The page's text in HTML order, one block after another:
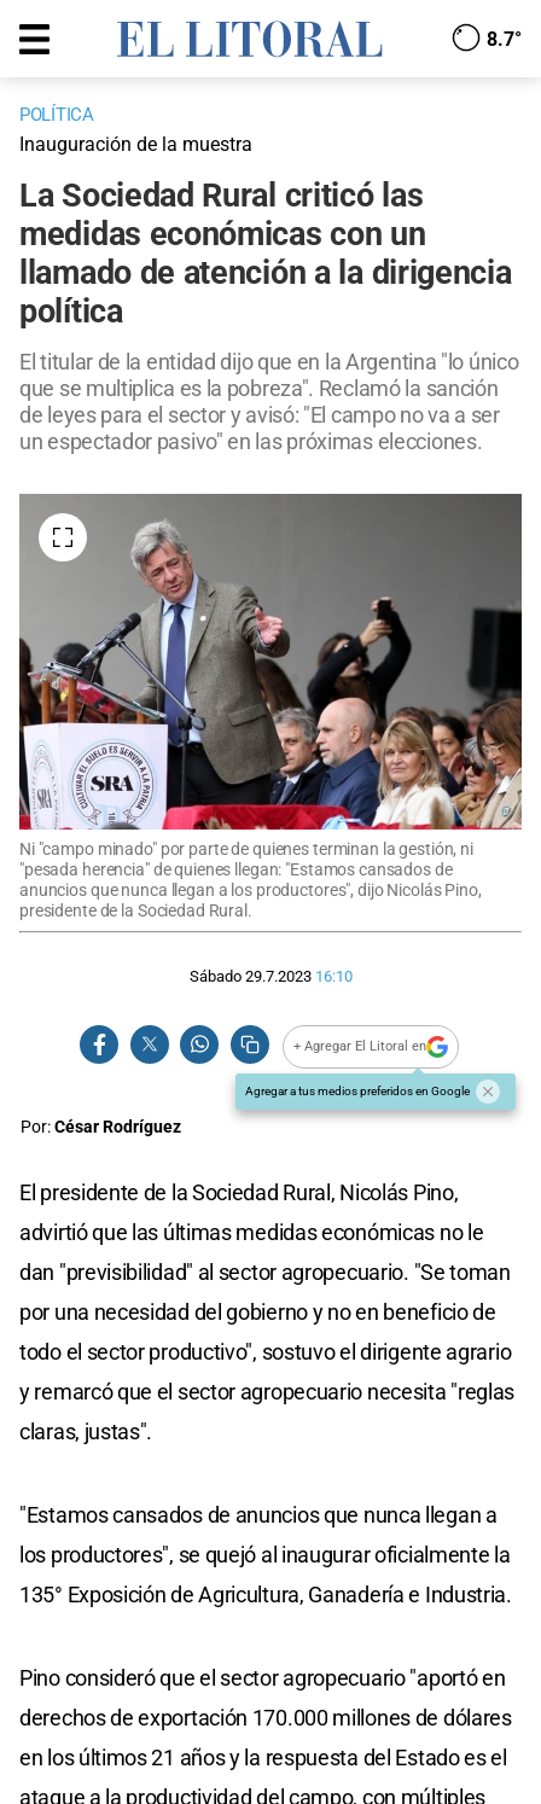
8.7°
POLÍTICA
Inauguración de la muestra
La Sociedad Rural criticó las
medidas económicas con un
llamado de atención a la dirigencia
política
El titular de la entidad dijo que en la Argentina "lo único
que se multiplica es la pobreza". Reclamó la sanción
de leyes para el sector y avisó: "El campo no va a ser
un espectador pasivo" en las próximas elecciones.
Ni "campo minado" por parte de quienes terminan la gestión, ni
"pesada herencia" de quienes llegan: "Estamos cansados de
anuncios que nunca llegan a los productores", dijo Nicolás Pino,
presidente de la Sociedad Rural.
Sábado 29.7.2023 16:10
+ Agregar El Litoral en
Agregar a tus medios preferidos en Google
Por:César Rodríguez
El presidente de la Sociedad Rural, Nicolás Pino,
advirtió que las últimas medidas económicas no le
dan "previsibilidad" al sector agropecuario. "Se toman
por una necesidad del gobierno y no en beneficio de
todo el sector productivo", sostuvo el dirigente agrario
y remarcó que el sector agropecuario necesita "reglas
claras, justas".
"Estamos cansados de anuncios que nunca llegan a
los productores", se quejó al inaugurar oficialmente la
135° Exposición de Agricultura, Ganadería e Industria.
Pino consideró que el sector agropecuario "aportó en
derechos de exportación 170.000 millones de dólares
en los últimos 21 años y la respuesta del Estado es el
ataque a la productividad del campo, con múltiples